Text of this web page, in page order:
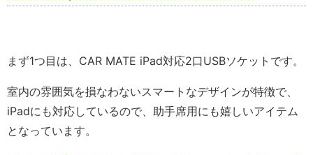
まず1つ目は、CAR MATE iPad対応2口USBソケットです。
室内の雰囲気を損なわないスマートなデザインが特徴で、
iPadにも対応しているので、助手席用にも嬉しいアイテム
となっています。